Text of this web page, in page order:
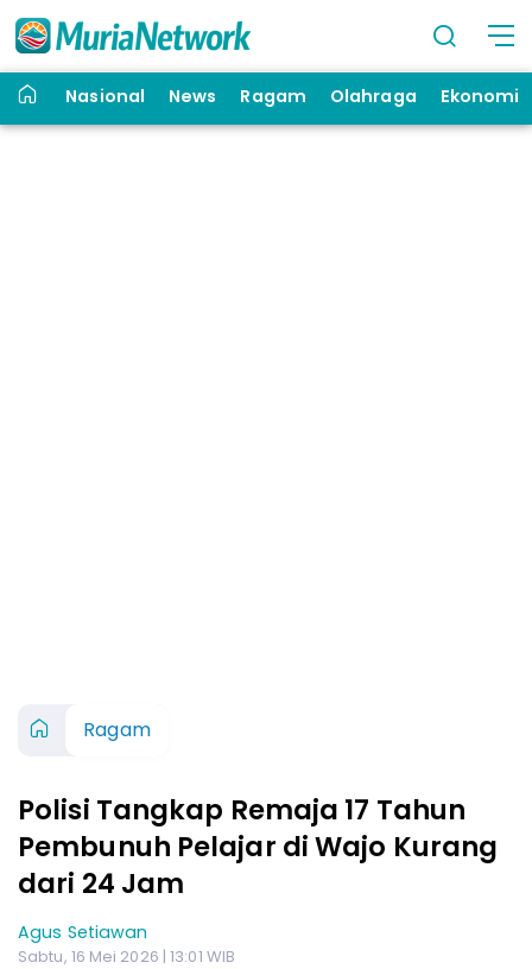
Nasional News Ragam Olahraga Ekonomi
Ragam
Polisi Tangkap Remaja 17 Tahun
Pembunuh Pelajar di Wajo Kurang
dari 24 Jam
Agus Setiawan
Sabtu, 16 Mei 2026 | 13:01 WIB